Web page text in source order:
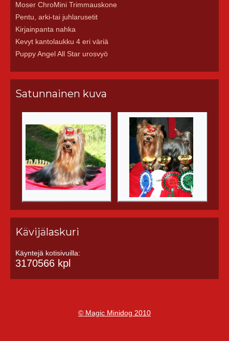
Moser ChroMini Trimmauskone
Pentu, arki-tai juhlarusetit
Kirjainpanta nahka
Kevyt kantolaukku 4 eri väriä
Puppy Angel All Star urosvyö
Satunnainen kuva
Kävijälaskuri
Käyntejä kotisivuilla:
3170566 kpl
© Magic Minidog 2010